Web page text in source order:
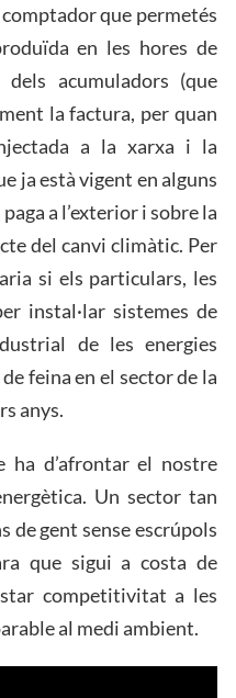
que permetés
en les hores de
acumuladors (que
la factura, per quan
a la xarxa i la
ja està vigent en alguns
a l’exterior i sobre la
del canvi climàtic. Per
si els particulars, les
instal·lar sistemes de
de les energies
feina en el sector de la
anys.
d’afrontar el nostre
Un sector tan
de gent sense escrúpols
que sigui a costa de
competitivitat a les
al medi ambient.